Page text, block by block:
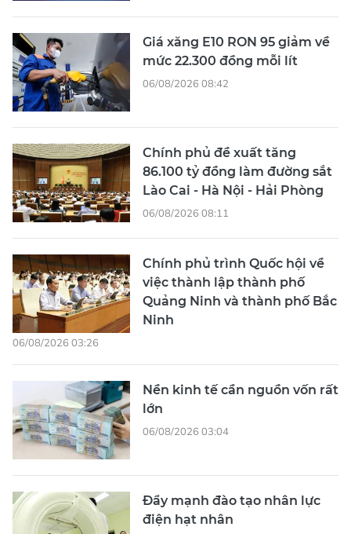
Giá xăng E10 RON 95 giảm về
mức 22.300 đồng mỗi lít
06/08/2026 08:42
Chính phủ đề xuất tăng
86.100 tỷ đồng làm đường sắt
Lào Cai - Hà Nội - Hải Phòng
06/08/2026 08:11
Chính phủ trình Quốc hội về
việc thành lập thành phố
Quảng Ninh và thành phố Bắc
Ninh
06/08/2026 03:26
Nền kinh tế cần nguồn vốn rất
lớn
06/08/2026 03:04
Đẩy mạnh đào tạo nhân lực
điện hạt nhân